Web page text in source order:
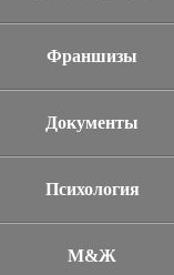
Франшизы
Документы
Психология
М&Ж